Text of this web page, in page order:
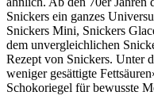
Snickers ein ganzes
Snickers Mini, Snickers
dem unvergleichlichen
Rezept von Snickers. Unter
weniger gesättigte
Schokoriegel für bewusste